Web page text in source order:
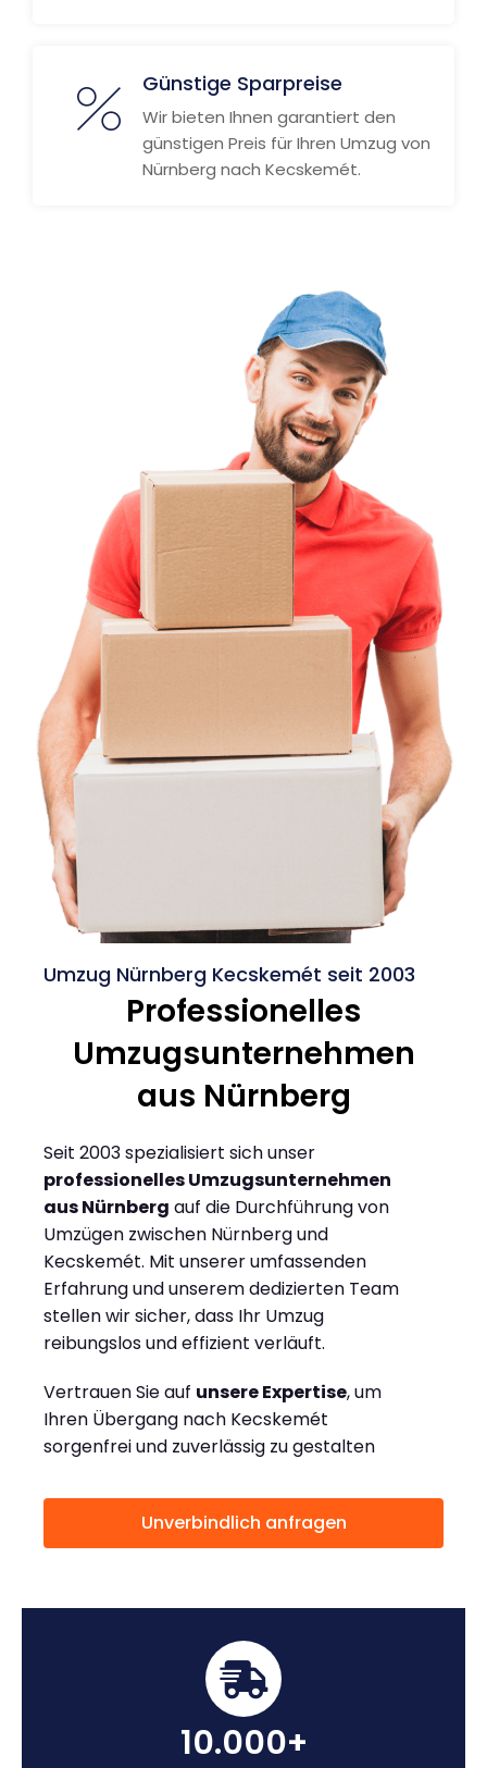
Günstige Sparpreise
Wir bieten Ihnen garantiert den
günstigen Preis für Ihren Umzug von
Nürnberg nach Kecskemét.
Umzug Nürnberg Kecskemét seit 2003
Professionelles
Umzugsunternehmen
aus Nürnberg
Seit 2003 spezialisiert sich unser
professionelles Umzugsunternehmen
aus Nürnberg auf die Durchführung von
Umzügen zwischen Nürnberg und
Kecskemét. Mit unserer umfassenden
Erfahrung und unserem dedizierten Team
stellen wir sicher, dass Ihr Umzug
reibungslos und effizient verläuft.
Vertrauen Sie auf unsere Expertise, um
Ihren Übergang nach Kecskemét
sorgenfrei und zuverlässig zu gestalten
Unverbindlich anfragen
10.000+